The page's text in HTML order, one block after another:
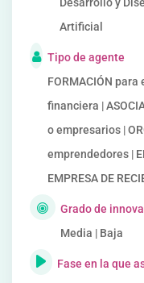
Artificial
Tipo de agente
FORMACIÓN para
financiera |
o empresarios |
emprendedores |
EMPRESA DE
Grado de
Media | Baja
Fase en la que